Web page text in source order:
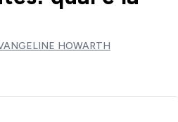
HOWARTH